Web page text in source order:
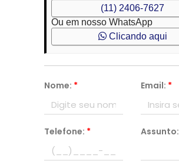
(11) 2406-7627
Ou em nosso WhatsApp
Clicando aqui
Nome: * Email: *
Telefone: * Assunto: